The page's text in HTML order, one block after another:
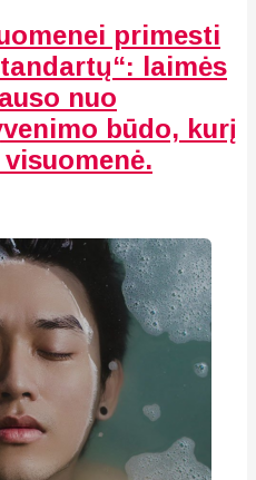
primesti
laimės
nuo
būdo, kurį